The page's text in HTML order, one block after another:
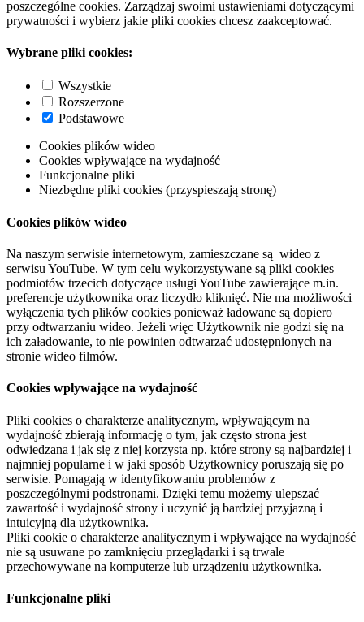
poszczególne cookies. Zarządzaj swoimi ustawieniami dotyczącymi
prywatności i wybierz jakie pliki cookies chcesz zaakceptować.
Wybrane pliki cookies:
Wszystkie
Rozszerzone
Podstawowe
Cookies plików wideo
Cookies wpływające na wydajność
Funkcjonalne pliki
Niezbędne pliki cookies (przyspieszają stronę)
Cookies plików wideo
Na naszym serwisie internetowym, zamieszczane są wideo z
serwisu YouTube. W tym celu wykorzystywane są pliki cookies
podmiotów trzecich dotyczące usługi YouTube zawierające m.in.
preferencje użytkownika oraz liczydło kliknięć. Nie ma możliwości
wyłączenia tych plików cookies ponieważ ładowane są dopiero
przy odtwarzaniu wideo. Jeżeli więc Użytkownik nie godzi się na
ich załadowanie, to nie powinien odtwarzać udostępnionych na
stronie wideo filmów.
Cookies wpływające na wydajność
Pliki cookies o charakterze analitycznym, wpływającym na
wydajność zbierają informację o tym, jak często strona jest
odwiedzana i jak się z niej korzysta np. które strony są najbardziej i
najmniej popularne i w jaki sposób Użytkownicy poruszają się po
serwisie. Pomagają w identyfikowaniu problemów z
poszczególnymi podstronami. Dzięki temu możemy ulepszać
zawartość i wydajność strony i uczynić ją bardziej przyjazną i
intuicyjną dla użytkownika.
Pliki cookie o charakterze analitycznym i wpływające na wydajność
nie są usuwane po zamknięciu przeglądarki i są trwale
przechowywane na komputerze lub urządzeniu użytkownika.
Funkcjonalne pliki